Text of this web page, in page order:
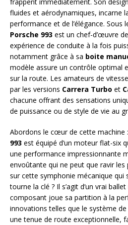
fluides et aérodynamiques, incarne
performance et de l’élégance. Sous
Porsche 993 est un chef-d’œuvre
expérience de conduite à la fois
notamment grâce à sa boite
modèle assure un contrôle optimal
sur la route. Les amateurs de
par les versions Carrera Turbo et
chacune offrant des sensations
de puissance ou de style de vie au
Abordons le cœur de cette machine
993 est équipé d’un moteur flat-six
une performance impressionnante
envoûtante qui ne peut que ravir les
sur cette symphonie mécanique qui
tourne la clé ? Il s’agit d’un vrai
composant joue sa partition à la
innovations telles que le système
une tenue de route exceptionnelle,